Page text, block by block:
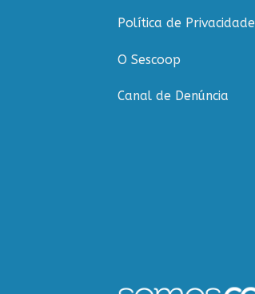
Política de Privacidade
O Sescoop
Canal de Denúncia